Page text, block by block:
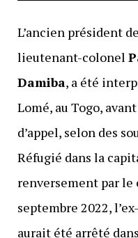
L’ancien président
lieutenant-colonel
Damiba, a été
Lomé, au Togo,
d’appel, selon des
Réfugié dans la
renversement par
septembre 2022,
aurait été arrêté